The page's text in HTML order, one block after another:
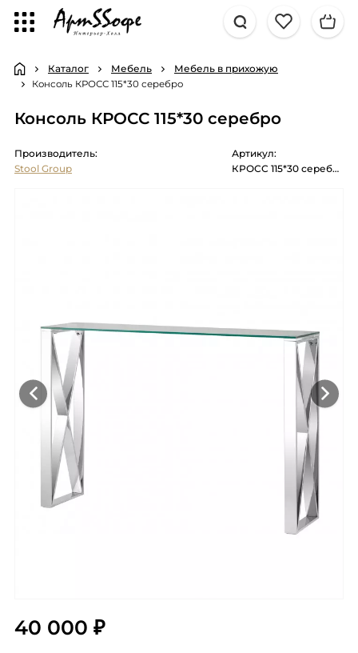
Каталог Мебель Мебель в прихожую
Консоль КРОСС 115*30 серебро
Консоль КРОСС 115*30 серебро
Производитель:
Stool Group
Артикул:
КРОСС 115*30 серебро каркас нержавеющая сталь столешница закален
40 000 ₽